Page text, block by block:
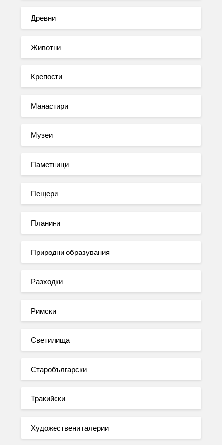
Древни
Животни
Крепости
Манастири
Музеи
Паметници
Пещери
Планини
Природни образувания
Разходки
Римски
Светилища
Старобългарски
Тракийски
Художествени галерии